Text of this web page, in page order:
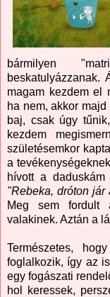
bármilyen
beskatulyázzanak.
magam kezdem el
ha nem, akkor
baj, csak úgy
kezdem
születésemkor
a
hívott a
"Rebeka, dróton jár
Meg sem fordult
valakinek. Aztán a
Természetes,
foglalkozik, így az
egy fogászati
hol keressek,